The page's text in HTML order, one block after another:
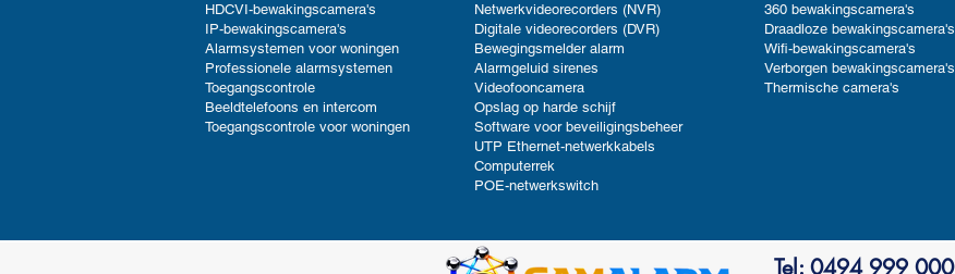
HDCVI-bewakingscamera's
IP-bewakingscamera's
Alarmsystemen voor woningen
Professionele alarmsystemen
Toegangscontrole
Beeldtelefoons en intercom
Toegangscontrole voor woningen
Netwerkvideorecorders (NVR)
Digitale videorecorders (DVR)
Bewegingsmelder alarm
Alarmgeluid sirenes
Videofooncamera
Opslag op harde schijf
Software voor beveiligingsbeheer
UTP Ethernet-netwerkkabels
Computerrek
POE-netwerkswitch
360 bewakingscamera's
Draadloze bewakingscamera's
Wifi-bewakingscamera's
Verborgen bewakingscamera's
Thermische camera's
Tel: 0494 999 000